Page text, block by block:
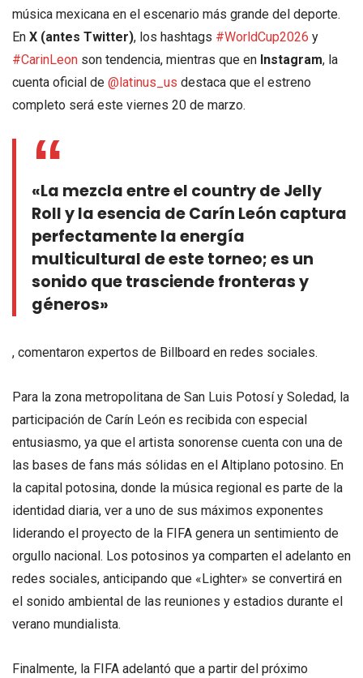
música mexicana en el escenario más grande del deporte.
En X (antes Twitter), los hashtags #WorldCup2026 y
#CarinLeon son tendencia, mientras que en Instagram, la
cuenta oficial de @latinus_us destaca que el estreno
completo será este viernes 20 de marzo.
«La mezcla entre el country de Jelly
Roll y la esencia de Carín León captura
perfectamente la energía
multicultural de este torneo; es un
sonido que trasciende fronteras y
géneros»
, comentaron expertos de Billboard en redes sociales.
Para la zona metropolitana de San Luis Potosí y Soledad, la
participación de Carín León es recibida con especial
entusiasmo, ya que el artista sonorense cuenta con una de
las bases de fans más sólidas en el Altiplano potosino. En
la capital potosina, donde la música regional es parte de la
identidad diaria, ver a uno de sus máximos exponentes
liderando el proyecto de la FIFA genera un sentimiento de
orgullo nacional. Los potosinos ya comparten el adelanto en
redes sociales, anticipando que «Lighter» se convertirá en
el sonido ambiental de las reuniones y estadios durante el
verano mundialista.
Finalmente, la FIFA adelantó que a partir del próximo